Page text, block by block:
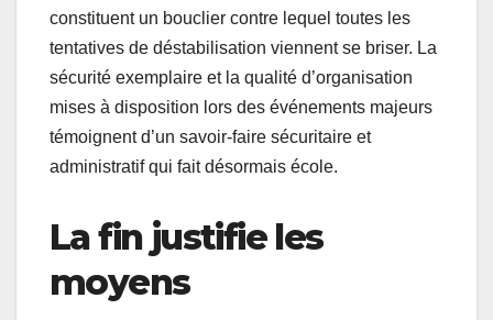
constituent un bouclier contre lequel toutes les
tentatives de déstabilisation viennent se briser. La
sécurité exemplaire et la qualité d’organisation
mises à disposition lors des événements majeurs
témoignent d’un savoir-faire sécuritaire et
administratif qui fait désormais école.
La fin justifie les
moyens